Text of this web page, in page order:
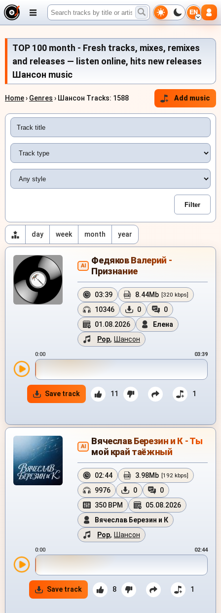
EN
TOP 100 month - Fresh tracks, mixes, remixes
and releases — listen online, hits new releases
Шансон music
Home› Genres › Шансон Tracks: 1588 Add music
day week month year
AI
Федяков Валерий -
Признание
03:39 8.44Mb [320 kbps]
10346 0
0
01.08.2026
Елена
Pop, Шансон
0:00 03:39
Save track 11 1
AI
Вячеслав Березин и К - Ты
мой край таёжный
02:44 3.98Mb [192 kbps]
9976 0
0
350 BPM
05.08.2026
Вячеслав Березин и К
Pop, Шансон
0:00 02:44
Save track 8 1